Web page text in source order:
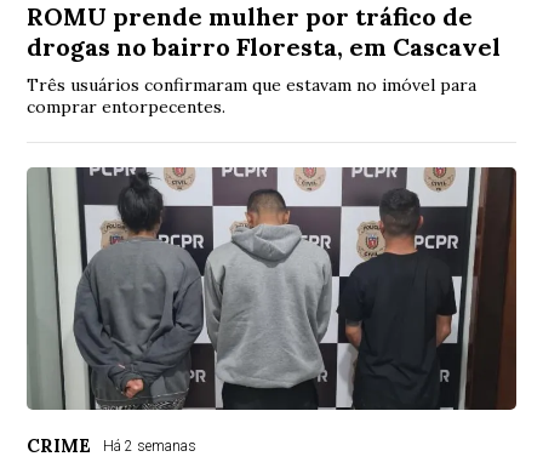
ROMU prende mulher por tráfico de
drogas no bairro Floresta, em Cascavel
Três usuários confirmaram que estavam no imóvel para
comprar entorpecentes.
CRIME Há 2 semanas